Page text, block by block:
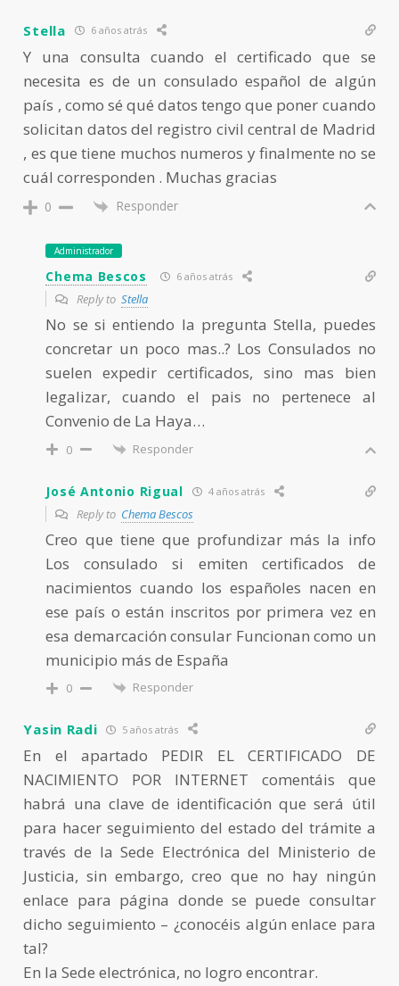
Stella 6 años atrás
Y una consulta cuando el certificado que se
necesita es de un consulado español de algún
país , como sé qué datos tengo que poner cuando
solicitan datos del registro civil central de Madrid
, es que tiene muchos numeros y finalmente no se
cuál corresponden . Muchas gracias
0 Responder
Administrador
Chema Bescos 6 años atrás
Reply toStella
No se si entiendo la pregunta Stella, puedes
concretar un poco mas..? Los Consulados no
suelen expedir certificados, sino mas bien
legalizar, cuando el pais no pertenece al
Convenio de La Haya…
0 Responder
José Antonio Rigual 4 años atrás
Reply to Chema Bescos
Creo que tiene que profundizar más la info
Los consulado si emiten certificados de
nacimientos cuando los españoles nacen en
ese país o están inscritos por primera vez en
esa demarcación consular Funcionan como un
municipio más de España
0 Responder
Yasin Radi 5 años atrás
En el apartado PEDIR EL CERTIFICADO DE
NACIMIENTO POR INTERNET comentáis que
habrá una clave de identificación que será útil
para hacer seguimiento del estado del trámite a
través de la Sede Electrónica del Ministerio de
Justicia, sin embargo, creo que no hay ningún
enlace para página donde se puede consultar
dicho seguimiento – ¿conocéis algún enlace para
tal?
En la Sede electrónica, no logro encontrar.